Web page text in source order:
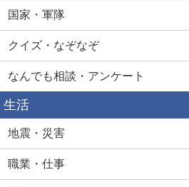
国家・軍隊
クイズ・なぞなぞ
なんでも相談・アンケート
生活
地震・災害
職業・仕事